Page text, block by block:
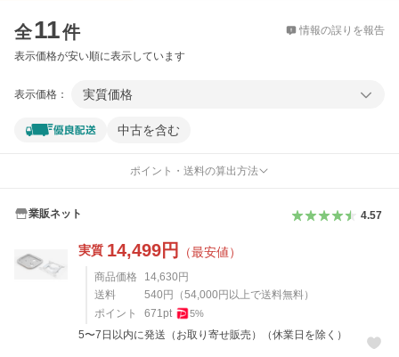
全11件 情報の誤りを報告
表示価格が安い順に表示しています
表示価格： 実質価格
中古を含む
ポイント・送料の算出方法
業販ネット 4.57
実質 14,499円 （最安値）
商品価格 14,630 円
送料
540 円 （54,000 円以上で送料無料）
ポイント
671pt 5%
5〜7日以内に発送（お取り寄せ販売）（休業日を除く）